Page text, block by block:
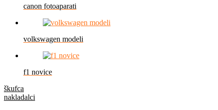
canon fotoaparati
volkswagen modeli
f1 novice
Navigacija
prispevka
škufca
nakladalci